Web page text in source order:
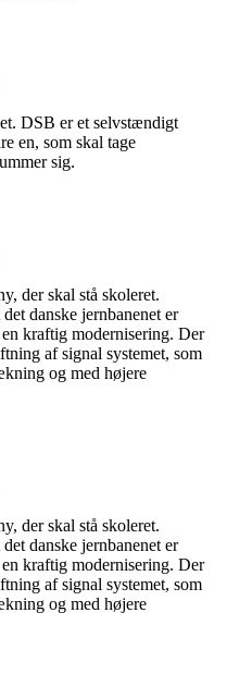
DSB er et selvstændigt
en, som skal tage
sig.
der skal stå skoleret.
danske jernbanenet er
kraftig modernisering. Der
af signal systemet, som
og med højere
der skal stå skoleret.
danske jernbanenet er
kraftig modernisering. Der
af signal systemet, som
og med højere